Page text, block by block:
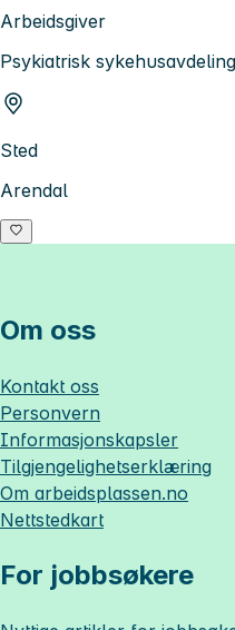
Arbeidsgiver
Psykiatrisk
Sted
Arendal
Om oss
Kontakt oss
Personvern
Informasjonskapsler
Tilgjengelighetserklæring
Om arbeidsplassen.no
Nettstedkart
For jobbsøkere